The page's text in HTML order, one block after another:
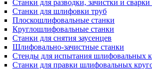
Станки для разводки, зачистки и сварки
Станки для шлифовки труб
Плоскошлифовальные станки
Круглошлифовальные станки
Станки для снятия заусенцев
Шлифовально-зачистные станки
Стенды для испытания шлифовальных
Станки для правки шлифовальных